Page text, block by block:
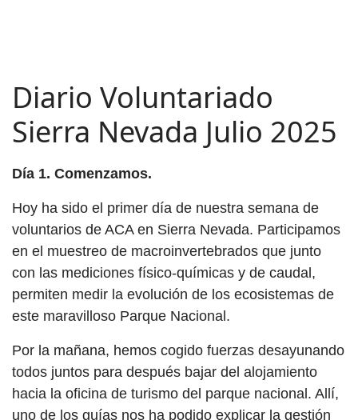
Diario Voluntariado
Sierra Nevada Julio 2025
Día 1. Comenzamos.
Hoy ha sido el primer día de nuestra semana de
voluntarios de ACA en Sierra Nevada. Participamos
en el muestreo de macroinvertebrados que junto
con las mediciones físico-químicas y de caudal,
permiten medir la evolución de los ecosistemas de
este maravilloso Parque Nacional.
Por la mañana, hemos cogido fuerzas desayunando
todos juntos para después bajar del alojamiento
hacia la oficina de turismo del parque nacional. Allí,
uno de los guías nos ha podido explicar la gestión